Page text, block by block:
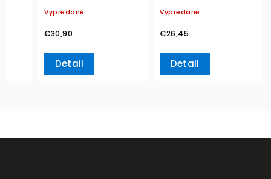
Vypredané
€30,90
Detail
Vypredané
€26,45
Detail